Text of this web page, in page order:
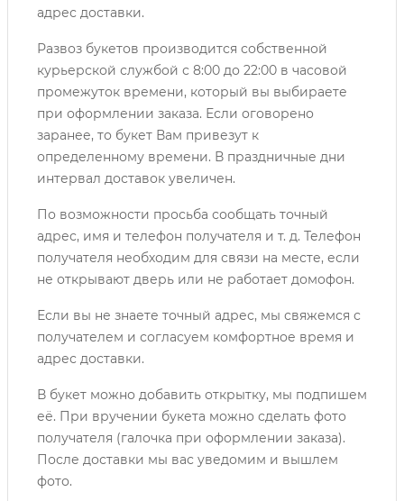
адрес доставки.
Развоз букетов производится собственной
курьерской службой с 8:00 до 22:00 в часовой
промежуток времени, который вы выбираете
при оформлении заказа. Если оговорено
заранее, то букет Вам привезут к
определенному времени. В праздничные дни
интервал доставок увеличен.
По возможности просьба сообщать точный
адрес, имя и телефон получателя и т. д. Телефон
получателя необходим для связи на месте, если
не открывают дверь или не работает домофон.
Если вы не знаете точный адрес, мы свяжемся с
получателем и согласуем комфортное время и
адрес доставки.
В букет можно добавить открытку, мы подпишем
её. При вручении букета можно сделать фото
получателя (галочка при оформлении заказа).
После доставки мы вас уведомим и вышлем
фото.